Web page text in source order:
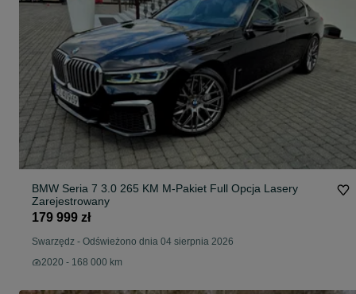
BMW Seria 7 3.0 265 KM M-Pakiet Full Opcja Lasery
Zarejestrowany
179 999 zł
Swarzędz - Odświeżono dnia 04 sierpnia 2026
2020 - 168 000 km